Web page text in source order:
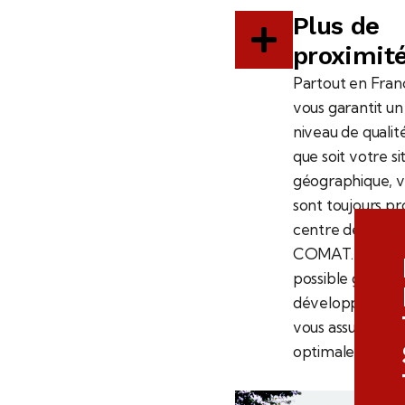
Plus de
Partout en
vous garantit
niveau de
que soit votre
géographique,
sont toujours
centre de
COMAT. Cette
possible grâce
développement
vous assure une
optimale.​